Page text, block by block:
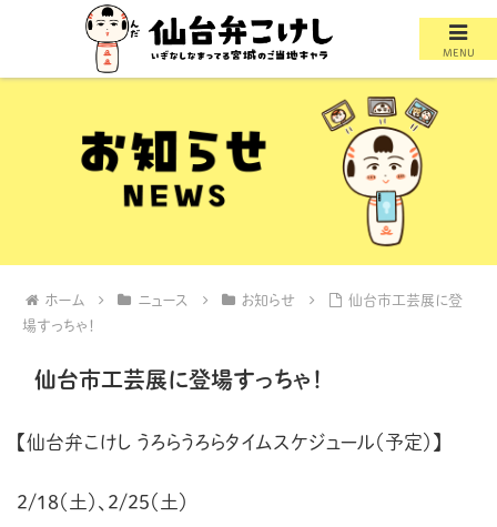
ホーム ニュース お知らせ
仙台市工芸展に登
場すっちゃ！
仙台市工芸展に登場すっちゃ！
【仙台弁こけし うろらうろらタイムスケジュール（予定）】
2/18（土）、2/25（土）
MENU